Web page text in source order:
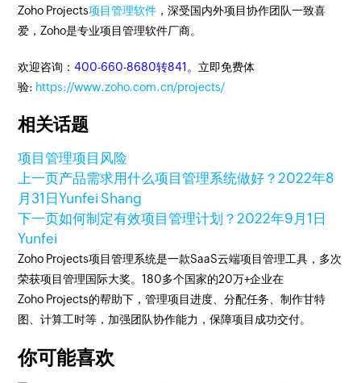
Zoho Projects项目管理软件 ，深受国内外项目协作团队一致喜
爱，Zoho是专业项目管理软件厂商。
欢迎咨询：400-660-8680转841 。立即免费体
验: https://www.zoho.com.cn/projects/
相关话题
项目管理项目风险
上一页产品需求用什么项目管理系统做好？2022年8
月31日Yunfei Shang
下一页如何制定有效项目管理计划？2022年9月1日
Yunfei
Zoho Projects项目管理系统是一款SaaS云端项目管理工具，多次
荣获项目管理国际大奖。180多个国家的20万+企业在
Zoho Projects的帮助下，管理项目进度、分配任务、制作甘特
图、计算工时等，加强团队协作能力，保障项目成功交付。
你可能喜欢